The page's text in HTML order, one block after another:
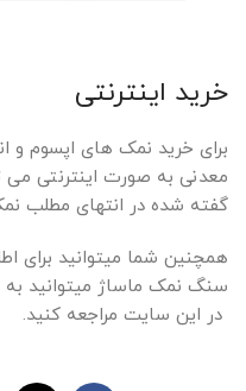
خرید اینترنتی
برای خرید نمک های اپسوم و
معدنی به صورت اینترنتی می
گفته شده در انتهای مطلب
همچنین شما میتوانید برای
سنگ نمک ماساژ میتوانید
در این سایت مراجعه کنید.